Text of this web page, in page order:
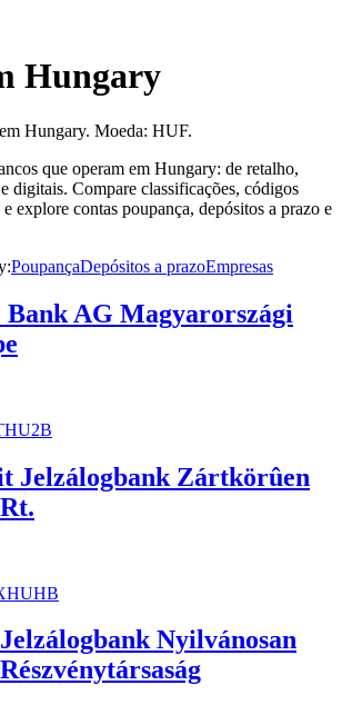
Hungary
Hungary. Moeda: HUF.
que operam em Hungary: de retalho,
digitais. Compare classificações, códigos
explore contas poupança, depósitos a prazo e
:PoupançaDepósitos a prazoEmpresas
Bank AG Magyarországi
Jelzálogbank Zártkörûen
Nyilvánosan